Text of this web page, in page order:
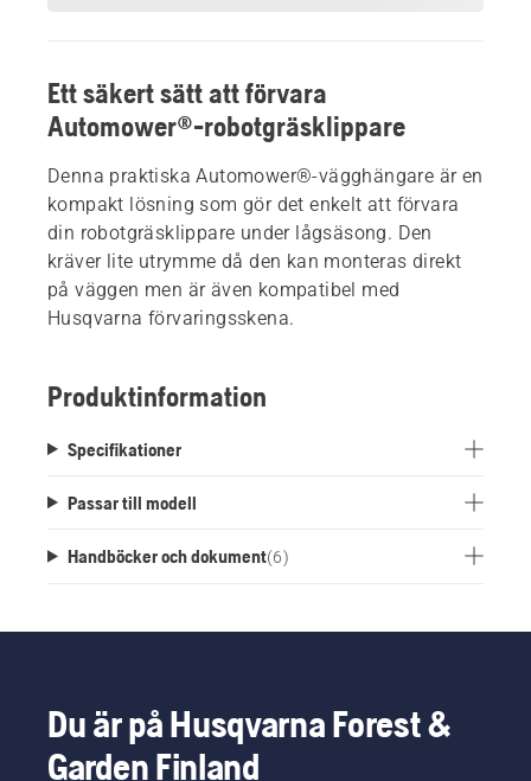
Ett säkert sätt att förvara
Automower®-robotgräsklippare
Denna praktiska Automower®-vägghängare är en
kompakt lösning som gör det enkelt att förvara
din robotgräsklippare under lågsäsong. Den
kräver lite utrymme då den kan monteras direkt
på väggen men är även kompatibel med
Husqvarna förvaringsskena.
Produktinformation
Specifikationer
Passar till modell
Handböcker och dokument(6)
Du är på Husqvarna Forest &
Garden Finland